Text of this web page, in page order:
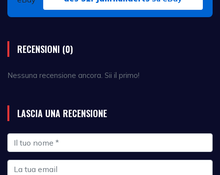
RECENSIONI (0)
Nessuna recensione ancora. Sii il primo!
LASCIA UNA RECENSIONE